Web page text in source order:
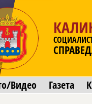
Видео Газета